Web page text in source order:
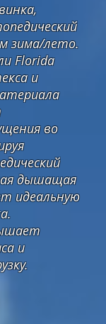
зима/лето.
Florida
и
во
дышащая
идеальную
и